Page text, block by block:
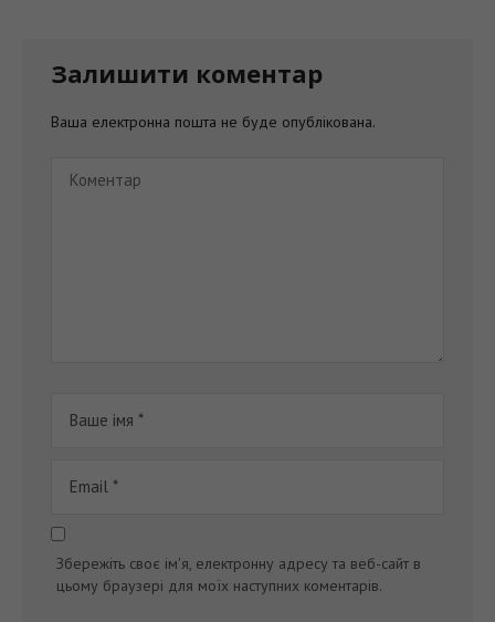
Залишити коментар
Ваша електронна пошта не буде опублікована.
Збережіть своє ім'я, електронну адресу та веб-сайт в
цьому браузері для моїх наступних коментарів.